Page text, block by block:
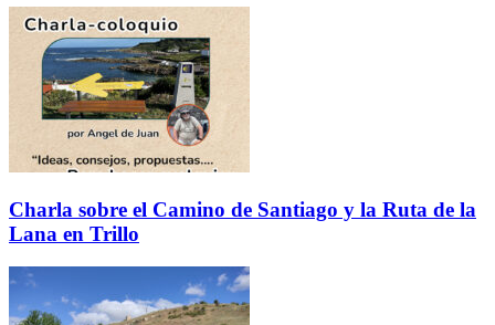
Charla sobre el Camino de Santiago y la Ruta de la
Lana en Trillo